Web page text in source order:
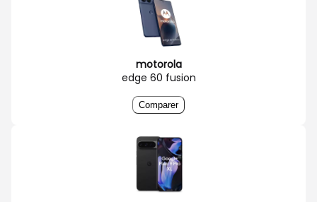
motorola
edge 60 fusion
Comparer